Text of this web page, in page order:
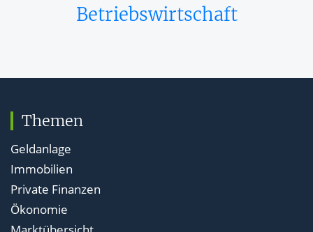
Betriebswirtschaft
Themen
Geldanlage
Immobilien
Private Finanzen
Ökonomie